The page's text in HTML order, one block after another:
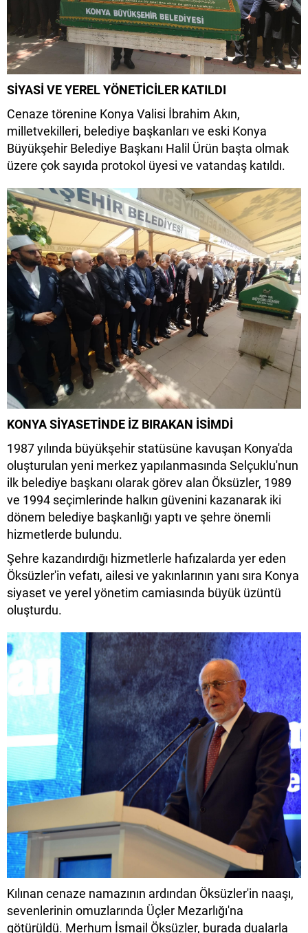
SİYASİ VE YEREL YÖNETİCİLER KATILDI
Cenaze törenine Konya Valisi İbrahim Akın,
milletvekilleri, belediye başkanları ve eski Konya
Büyükşehir Belediye Başkanı Halil Ürün başta olmak
üzere çok sayıda protokol üyesi ve vatandaş katıldı.
KONYA SİYASETİNDE İZ BIRAKAN İSİMDİ
1987 yılında büyükşehir statüsüne kavuşan Konya'da
oluşturulan yeni merkez yapılanmasında Selçuklu'nun
ilk belediye başkanı olarak görev alan Öksüzler, 1989
ve 1994 seçimlerinde halkın güvenini kazanarak iki
dönem belediye başkanlığı yaptı ve şehre önemli
hizmetlerde bulundu.
Şehre kazandırdığı hizmetlerle hafızalarda yer eden
Öksüzler'in vefatı, ailesi ve yakınlarının yanı sıra Konya
siyaset ve yerel yönetim camiasında büyük üzüntü
oluşturdu.
Kılınan cenaze namazının ardından Öksüzler'in naaşı,
sevenlerinin omuzlarında Üçler Mezarlığı'na
götürüldü. Merhum İsmail Öksüzler, burada dualarla